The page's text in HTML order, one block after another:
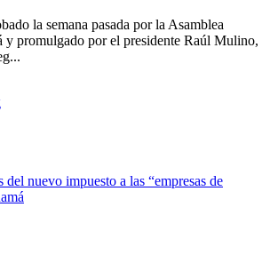
la semana pasada por la Asamblea
y promulgado por el presidente Raúl Mulino,